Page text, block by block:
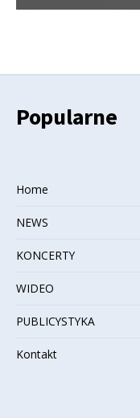
Popularne
Home
NEWS
KONCERTY
WIDEO
PUBLICYSTYKA
Kontakt